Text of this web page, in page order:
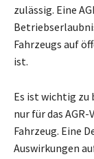
zulässig. Eine
Fahrzeugs auf
ist.
Es ist wichtig zu
nur für das
Fahrzeug. Eine
Auswirkungen